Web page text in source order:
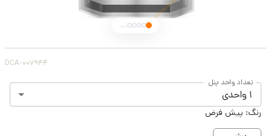
...
DCA-007944
تعداد واحد پنل
1 واحدی
رنگ: پیش فرض